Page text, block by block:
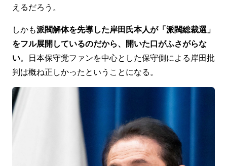
えるだろう。
しかも派閥解体を先導した岸田氏本人が「派閥総裁選」
をフル展開しているのだから、開いた口がふさがらな
い。日本保守党ファンを中心とした保守側による岸田批
判は概ね正しかったということになる。